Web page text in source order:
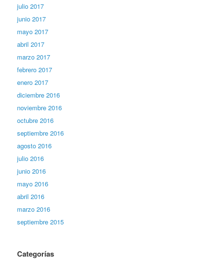
julio 2017
junio 2017
mayo 2017
abril 2017
marzo 2017
febrero 2017
enero 2017
diciembre 2016
noviembre 2016
octubre 2016
septiembre 2016
agosto 2016
julio 2016
junio 2016
mayo 2016
abril 2016
marzo 2016
septiembre 2015
Categorías